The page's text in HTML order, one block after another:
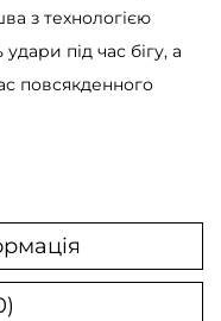
з технологією
під час бігу, а
повсякденного